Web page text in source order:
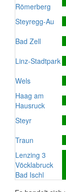
Römerberg
Steyregg-Au
Bad Zell
Linz-Stadtpark
Wels
Haag am
Hausruck
Steyr
Traun
Lenzing 3
Vöcklabruck
Bad Ischl